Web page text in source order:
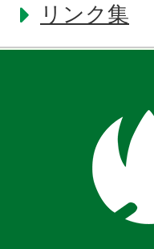
リンク集
奈
良
県